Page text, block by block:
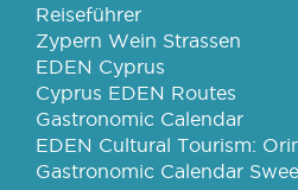
Reiseführer
Zypern Wein Strassen
EDEN Cyprus
Cyprus EDEN Routes
Gastronomic Calendar
EDEN Cultural Tourism:
Gastronomic Calendar